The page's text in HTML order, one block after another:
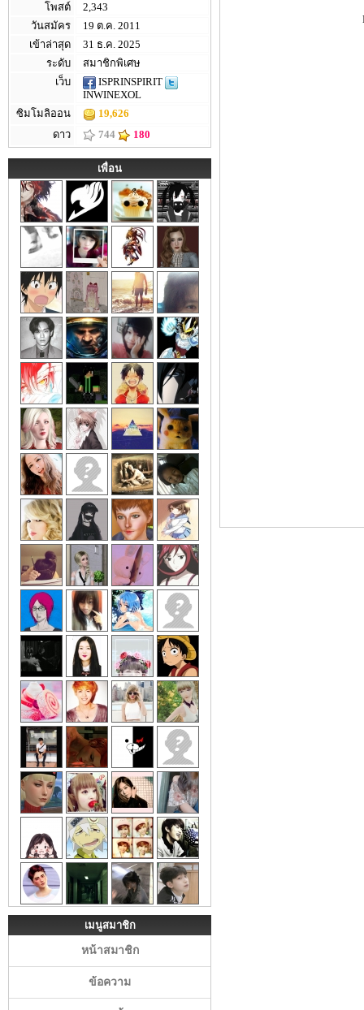
โพสต์
2,343
วันสมัคร
19 ต.ค. 2011
เข้าล่าสุด
31 ธ.ค. 2025
ระดับ
สมาชิกพิเศษ
เว็บ
ISPRINSPIRIT
INWINEXOL
ซิมโมลิออน
19,626
ดาว
744 180
เพื่อน
เมนูสมาชิก
หน้าสมาชิก
ข้อความ